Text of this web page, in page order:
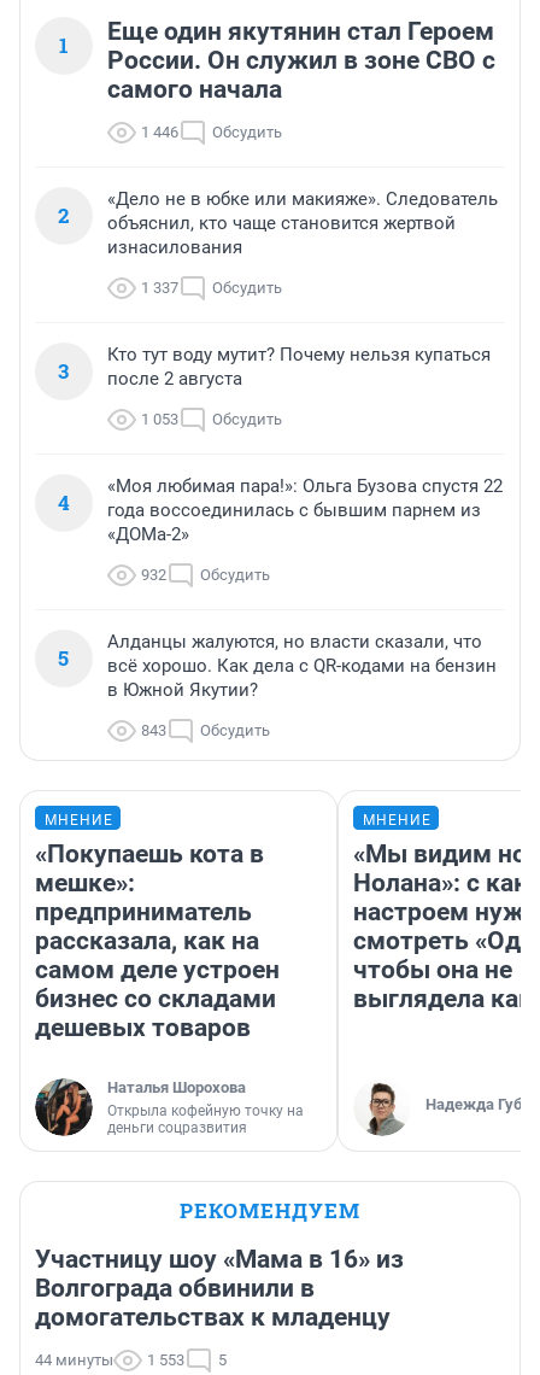
1
Еще один якутянин стал Героем
России. Он служил в зоне СВО с
самого начала
1 446 Обсудить
2
«Дело не в юбке или макияже». Следователь
объяснил, кто чаще становится жертвой
изнасилования
1 337 Обсудить
3
Кто тут воду мутит? Почему нельзя купаться
после 2 августа
1 053 Обсудить
4
«Моя любимая пара!»: Ольга Бузова спустя 22
года воссоединилась с бывшим парнем из
«ДОМа-2»
932 Обсудить
5
Алданцы жалуются, но власти сказали, что
всё хорошо. Как дела с QR-кодами на бензин
в Южной Якутии?
843 Обсудить
МНЕНИЕ
«Покупаешь кота в
мешке»:
предприниматель
рассказала, как на
самом деле устроен
бизнес со складами
дешевых товаров
Наталья Шорохова
Открыла кофейную точку на
деньги соцразвития
МНЕНИЕ
«Мы видим
Нолана»: с
настроем
смотреть
чтобы она не
выглядела как
Надежда
РЕКОМЕНДУЕМ
Участницу шоу «Мама в 16» из
Волгограда обвинили в
домогательствах к младенцу
44 минуты 1 553 5